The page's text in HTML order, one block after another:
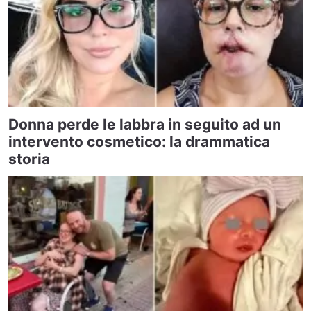
Donna perde le labbra in seguito ad un
intervento cosmetico: la drammatica
storia